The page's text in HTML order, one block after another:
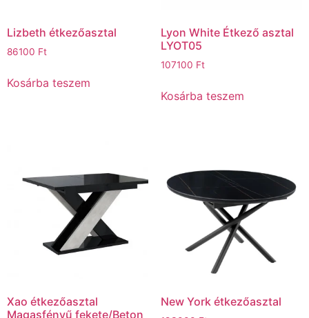
Lizbeth étkezőasztal
86100 Ft
Kosárba teszem
Lyon White Étkező asztal
LYOT05
107100 Ft
Kosárba teszem
Xao étkezőasztal
Magasfényű fekete/Beton
New York étkezőasztal